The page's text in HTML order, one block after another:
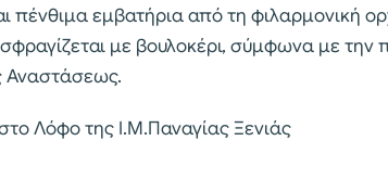
πένθιμα εμβατήρια από τη φιλαρμονική
με βουλοκέρι, σύμφωνα με την
Αναστάσεως.